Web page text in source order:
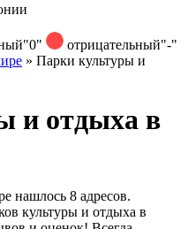
"0" отрицательный"-"
» Парки культуры и
и отдыха в
нашлось 8 адресов.
культуры и отдыха в